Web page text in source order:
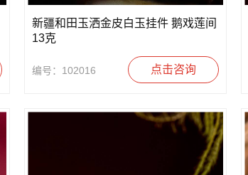
新疆和田玉洒金皮白玉挂件 鹅戏莲间
13克
编号：102016 点击咨询